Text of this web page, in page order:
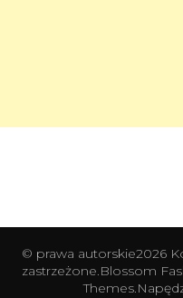
© prawa autorskie2026
zastrzeżone.Blossom
Themes